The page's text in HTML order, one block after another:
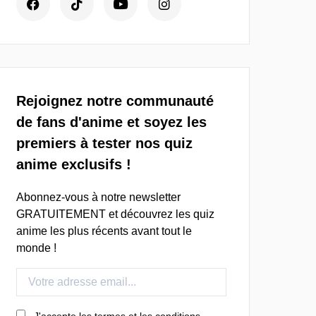
Rejoignez notre communauté
de fans d'anime et soyez les
premiers à tester nos quiz
anime exclusifs !
Abonnez-vous à notre newsletter
GRATUITEMENT et découvrez les quiz
anime les plus récents avant tout le
monde !